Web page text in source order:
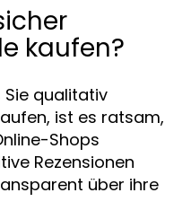
kaufen?
Sie qualitativ
ist es ratsam,
Shops
Rezensionen
über ihre